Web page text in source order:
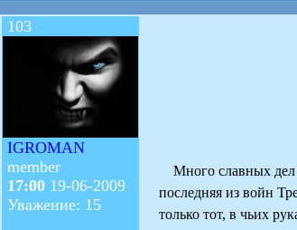
103
IGROMAN
member
17:00 19-06-2009
Уважение: 15
Много славных дел
последняя из войн
только тот, в чьих